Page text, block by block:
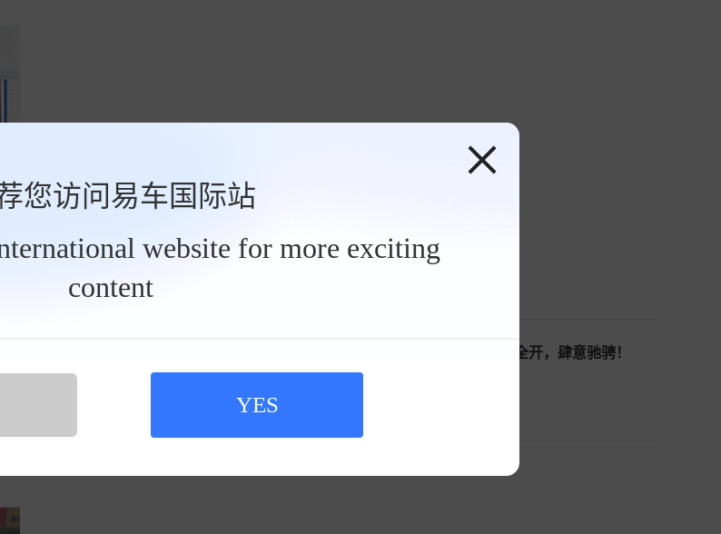
您访问易车国际站
website for more exciting
content
YES
速度无需张扬，操控自显锋芒！打破固有刻板印象，稳定、精准、灵动，气场全开，肆意驰骋！